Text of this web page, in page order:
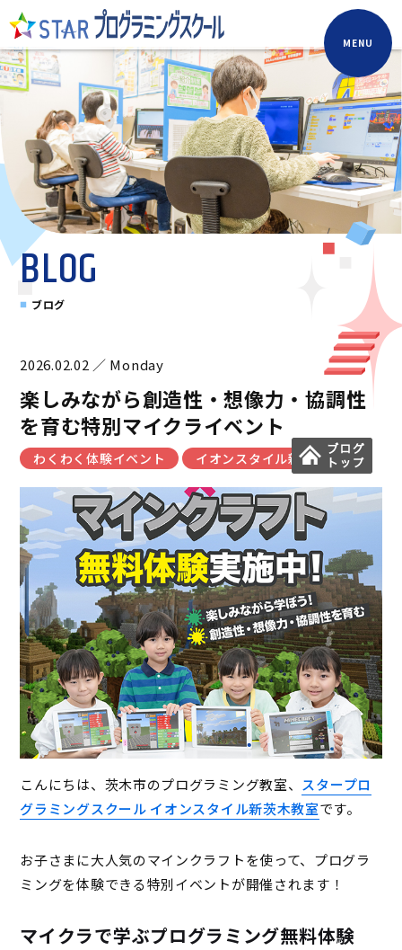
MENU
BLOG
ブログ
2026.02.02 ／ Monday
楽しみながら創造性・想像力・協調性
を育む特別マイクライベント
わくわく体験イベント イオンスタイル新茨木教室
こんにちは、茨木市のプログラミング教室、 スタープロ
グラミングスクール イオンスタイル新茨木教室です。
お子さまに大人気のマインクラフトを使って、プログラ
ミングを体験できる特別イベントが開催されます！
マイクラで学ぶプログラミング無料体験